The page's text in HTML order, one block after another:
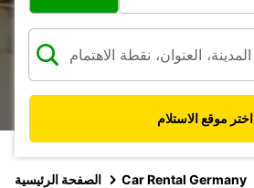
اختر موقع الاستلام
الصفحة الرئيسية Car Rental Germany